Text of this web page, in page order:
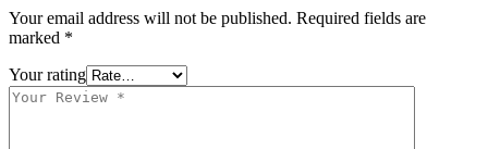
Your email address will not be published. Required fields are
marked *
Your rating